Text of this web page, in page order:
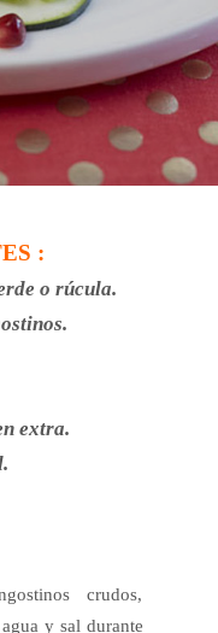
:
o rúcula.
extra.
crudos,
y sal durante